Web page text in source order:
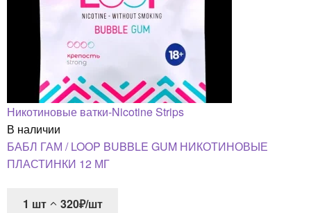
Никотиновые ватки-Nicotine Strips
В наличии
БАБЛ ГАМ / LOOP BUBBLE GUM НИКОТИНОВЫЕ
ПЛАСТИНКИ 12 МГ
1 шт
320₽/шт